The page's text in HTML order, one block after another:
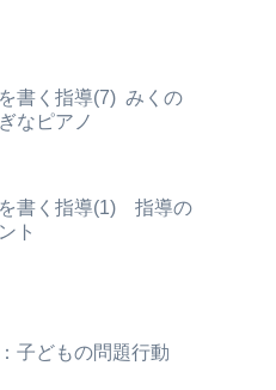
書く指導(7) みくの
なピアノ
書く指導(1) 指導の
ト
子どもの問題行動